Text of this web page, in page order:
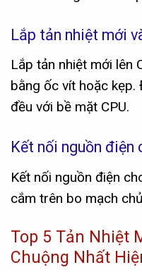
Lắp tản nhiệt mới
Lắp tản nhiệt mới lên
bằng ốc vít hoặc
đều với bề mặt CPU.
Kết nối nguồn
Kết nối nguồn điện
cắm trên bo mạch
Top 5 Tản Nhiệt
Chuộng Nhất